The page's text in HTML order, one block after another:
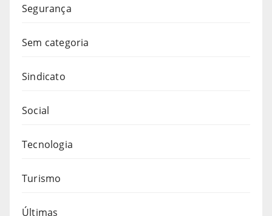
Segurança
Sem categoria
Sindicato
Social
Tecnologia
Turismo
Últimas